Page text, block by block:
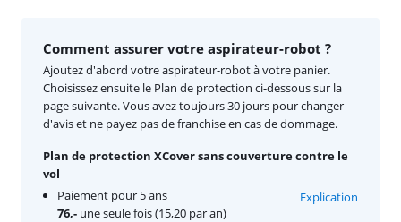
Comment assurer votre aspirateur-robot ?
Ajoutez d'abord votre aspirateur-robot à votre panier.
Choisissez ensuite le Plan de protection ci-dessous sur la
page suivante. Vous avez toujours 30 jours pour changer
d'avis et ne payez pas de franchise en cas de dommage.
Plan de protection XCover sans couverture contre le
vol
Paiement pour 5 ans
76,- une seule fois (15,20 par an)
Explication